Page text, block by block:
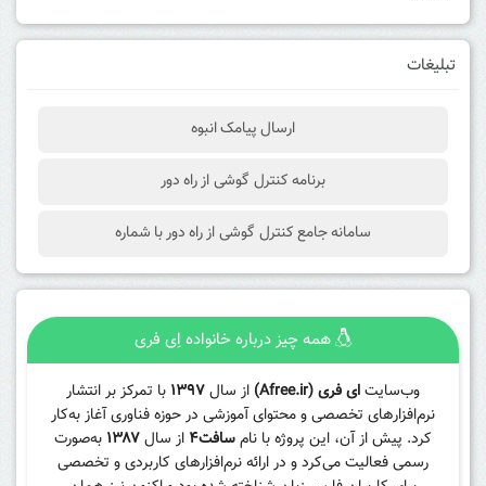
تبلیغات
ارسال پیامک انبوه
برنامه کنترل گوشی از راه دور
سامانه جامع کنترل گوشی از راه دور با شماره
همه چیز درباره خانواده اِی فری
وب‌سایتای فری (Afree.ir) از سال۱۳۹۷ با تمرکز بر انتشار
نرم‌افزارهای تخصصی و محتوای آموزشی در حوزه فناوری آغاز به‌کار
کرد. پیش از آن، این پروژه با نامسافت۴ از سال۱۳۸۷ به‌صورت
رسمی فعالیت می‌کرد و در ارائه نرم‌افزارهای کاربردی و تخصصی